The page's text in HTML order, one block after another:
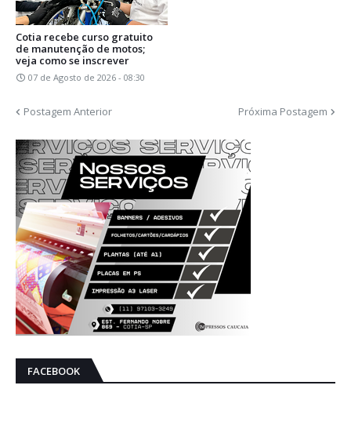
Cotia recebe curso gratuito
de manutenção de motos;
veja como se inscrever
07 de Agosto de 2026 - 08:30
Postagem Anterior Próxima Postagem
FACEBOOK